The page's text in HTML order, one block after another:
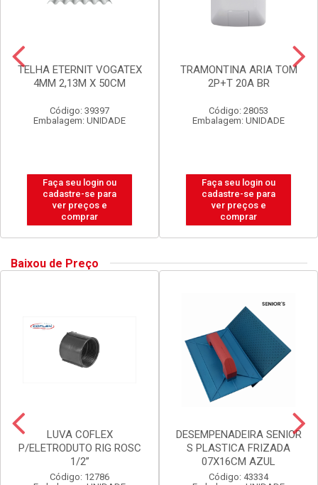
TELHA ETERNIT VOGATEX
4MM 2,13M X 50CM
Código: 39397
Embalagem: UNIDADE
Faça seu login ou
cadastre-se para
ver preços e
comprar
TRAMONTINA ARIA TOM
2P+T 20A BR
Código: 28053
Embalagem: UNIDADE
Faça seu login ou
cadastre-se para
ver preços e
comprar
Baixou de Preço
LUVA COFLEX
P/ELETRODUTO RIG ROSC
1/2”
Código: 12786
DESEMPENADEIRA SENIOR
S PLASTICA FRIZADA
07X16CM AZUL
Código: 43334